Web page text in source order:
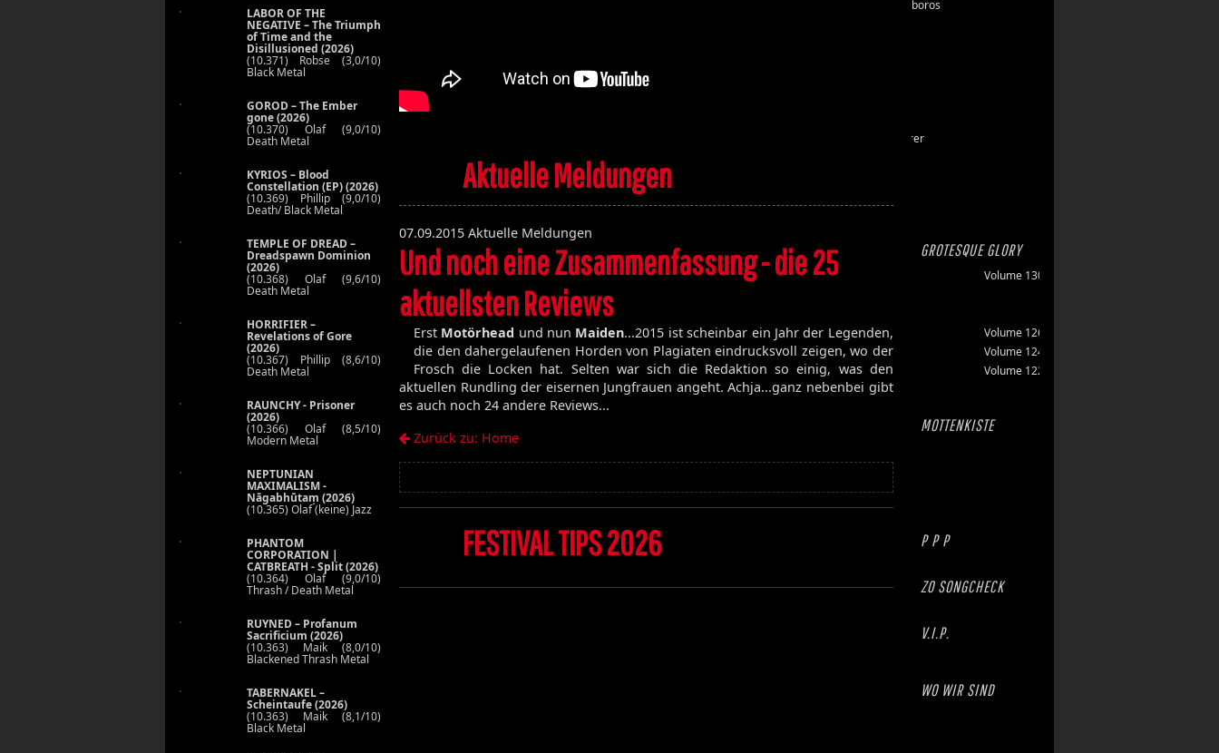
LABOR OF THE
NEGATIVE – The Triumph
of Time and the
Disillusioned (2026)
(10.371) Robse (3,0/10)
Black Metal
GOROD – The Ember
gone (2026)
(10.370) Olaf (9,0/10)
Death Metal
KYRIOS – Blood
Constellation (EP) (2026)
(10.369) Phillip (9,0/10)
Death/ Black Metal
TEMPLE OF DREAD –
Dreadspawn Dominion
(2026)
(10.368) Olaf (9,6/10)
Death Metal
HORRIFIER –
Revelations of Gore
(2026)
(10.367) Phillip (8,6/10)
Death Metal
RAUNCHY - Prisoner
(2026)
(10.366) Olaf (8,5/10)
Modern Metal
NEPTUNIAN
MAXIMALISM -
Nāgabhūtaṃ (2026)
(10.365) Olaf (keine) Jazz
PHANTOM
CORPORATION |
CATBREATH - Split (2026)
(10.364) Olaf (9,0/10)
Thrash / Death Metal
RUYNED – Profanum
Sacrificium (2026)
(10.363) Maik (8,0/10)
Blackened Thrash Metal
TABERNAKEL –
Scheintaufe (2026)
(10.363) Maik (8,1/10)
Black Metal
Aktuelle Meldungen
07.09.2015 Aktuelle Meldungen
Und noch eine Zusammenfassung - die 25
aktuellsten Reviews
Erst Motörhead und nun Maiden...2015 ist scheinbar ein Jahr der Legenden,
die den dahergelaufenen Horden von Plagiaten eindrucksvoll zeigen, wo der
Frosch die Locken hat. Selten war sich die Redaktion so einig, was den
aktuellen Rundling der eisernen Jungfrauen angeht. Achja...ganz nebenbei gibt
es auch noch 24 andere Reviews...
Zurück zu: Home
FESTIVAL TIPS 2026
Dawn of Ouroboros
Grand Devourer
GROTESQUE GLORY
Volume 131
Volume 130
Volume 127
Volume 126
Volume 125
Volume 124
Volume 123
Volume 122
MOTTENKISTE
Bitch
Elixir
P P P
ZO SONGCHECK
V.I.P.
WO WIR SIND